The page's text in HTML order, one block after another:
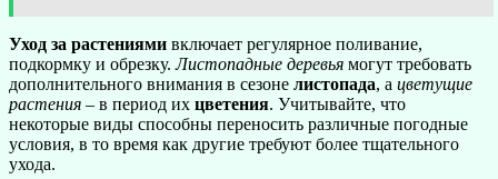
Уход за растениями включает регулярное поливание,
подкормку и обрезку.Листопадные деревья могут требовать
дополнительного внимания в сезоне листопада, а цветущие
растения – в период их цветения. Учитывайте, что
некоторые виды способны переносить различные погодные
условия, в то время как другие требуют более тщательного
ухода.